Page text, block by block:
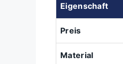
Eigenschaft
Preis
Material